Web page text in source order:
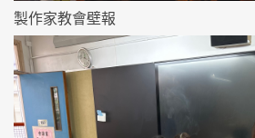
製作家教會壁報